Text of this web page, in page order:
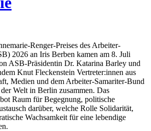
Renger-Preises des Arbeiter-
2026 an Iris Berben kamen am 8. Juli
ASB-Präsidentin Dr. Katarina Barley und
Knut Fleckenstein Vertreter:innen aus
Medien und dem Arbeiter-Samariter-Bund
Welt in Berlin zusammen. Das
Raum für Begegnung, politische
darüber, welche Rolle Solidarität,
Wachsamkeit für eine lebendige